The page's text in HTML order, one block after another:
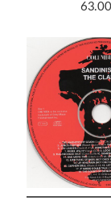
63.00